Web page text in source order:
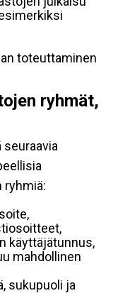
toteuttaminen
ryhmät,
ryhmiä:
käyttäjätunnus,
mahdollinen
sukupuoli ja